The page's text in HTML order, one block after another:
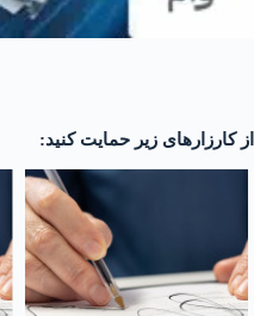
از کارزارهای زیر حمایت کنید: